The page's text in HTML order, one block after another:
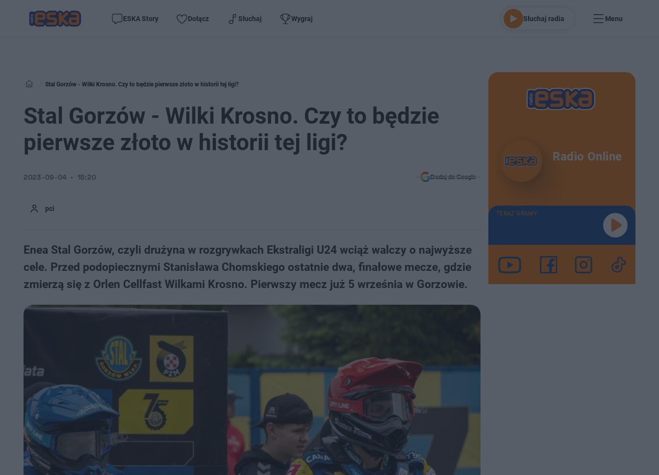
ESKA Story Dołącz Słuchaj Wygraj Słuchaj radia Menu
Stal Gorzów - Wilki Krosno. Czy to będzie pierwsze złoto w historii tej ligi?
Stal Gorzów - Wilki Krosno. Czy to będzie
pierwsze złoto w historii tej ligi?
pci
2023-09-04 15:20 Dodaj do Google
Enea Stal Gorzów, czyli drużyna w rozgrywkach Ekstraligi U24 wciąż walczy o najwyższe
cele. Przed podopiecznymi Stanisława Chomskiego ostatnie dwa, finałowe mecze, gdzie
zmierzą się z Orlen Cellfast Wilkami Krosno. Pierwszy mecz już 5 września w Gorzowie.
Radio Online
TERAZ GRAMY